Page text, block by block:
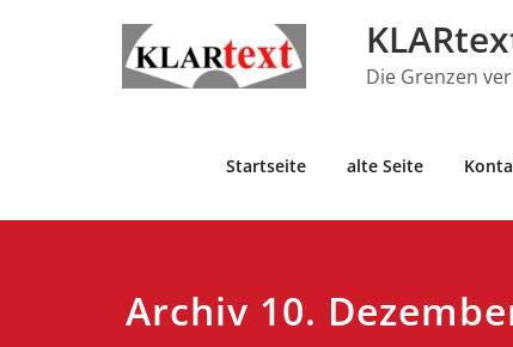
Die Grenzen
Startseite alte Seite
Archiv 10.